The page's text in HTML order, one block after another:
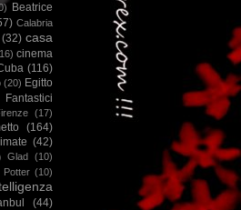
Beatrice
Calabria
(32) casa
cinema
(116)
(20) Egitto
Fantastici
(17)
(164)
(42)
Glad (10)
Potter (10)
(44)